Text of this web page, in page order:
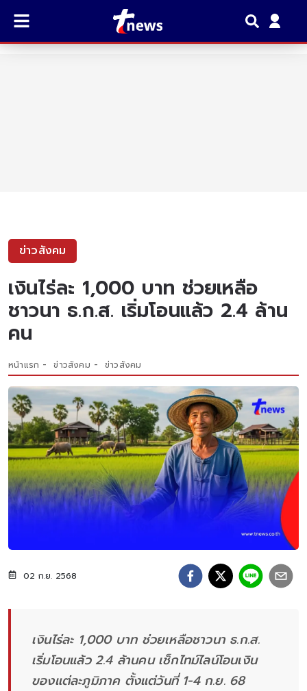
ข่าวสังคม
เงินไร่ละ 1,000 บาท ช่วยเหลือ
ชาวนา ธ.ก.ส. เริ่มโอนแล้ว 2.4 ล้าน
คน
หน้าแรก ข่าวสังคม ข่าวสังคม
02 ก.ย. 2568
เงินไร่ละ 1,000 บาท ช่วยเหลือชาวนา ธ.ก.ส.
เริ่มโอนแล้ว 2.4 ล้านคน เช็กไทม์ไลน์โอนเงิน
ของแต่ละภูมิภาค ตั้งแต่วันที่ 1-4 ก.ย. 68